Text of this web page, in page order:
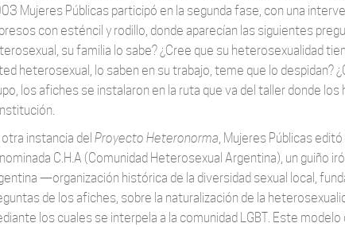
Mujeres Públicas participó en la segunda fase, con una
con esténcil y rodillo, donde aparecían las siguientes
su familia lo sabe? ¿Cree que su heterosexualidad
heterosexual, lo saben en su trabajo, teme que lo despidan?
los afiches se instalaron en la ruta que va del taller donde
otra instancia del Proyecto Heteronorma, Mujeres Públicas
C.H.A (Comunidad Heterosexual Argentina), un guiño
—organización histórica de la diversidad sexual local,
de los afiches, sobre la naturalización de la
los cuales se interpela a la comunidad LGBT. Este